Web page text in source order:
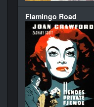
Flamingo Road